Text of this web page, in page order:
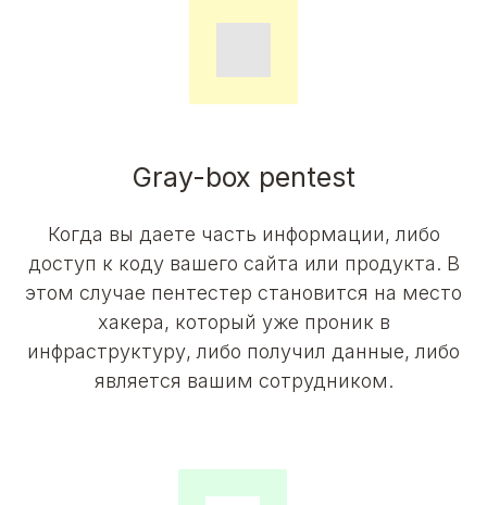
Gray-box pentest
Когда вы даете часть информации, либо
доступ к коду вашего сайта или продукта. В
этом случае пентестер становится на место
хакера, который уже проник в
инфраструктуру, либо получил данные, либо
является вашим сотрудником.